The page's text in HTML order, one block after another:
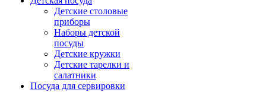
Детские столовые
приборы
Наборы детской
посуды
Детские кружки
Детские тарелки и
салатники
Посуда для сервировки